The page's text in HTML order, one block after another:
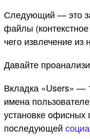
Следующий — это
файлы
чего извлечение из
Давайте
Вкладка «Users» —
имена
установке
последующей